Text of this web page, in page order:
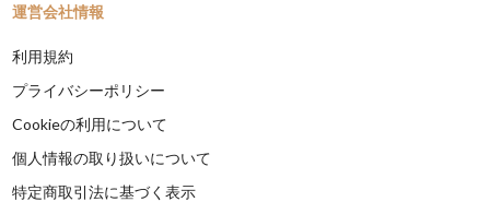
運営会社情報
利用規約
プライバシーポリシー
Cookieの利用について
個人情報の取り扱いについて
特定商取引法に基づく表示